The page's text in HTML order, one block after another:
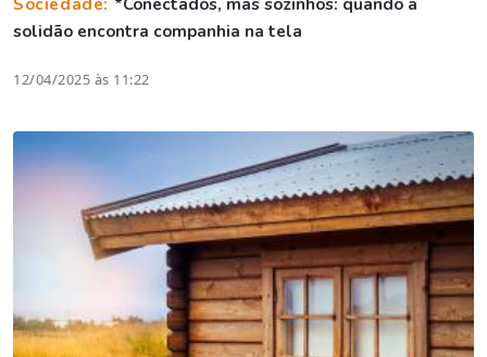
Sociedade: *Conectados, mas sozinhos: quando a
solidão encontra companhia na tela
12/04/2025 às 11:22